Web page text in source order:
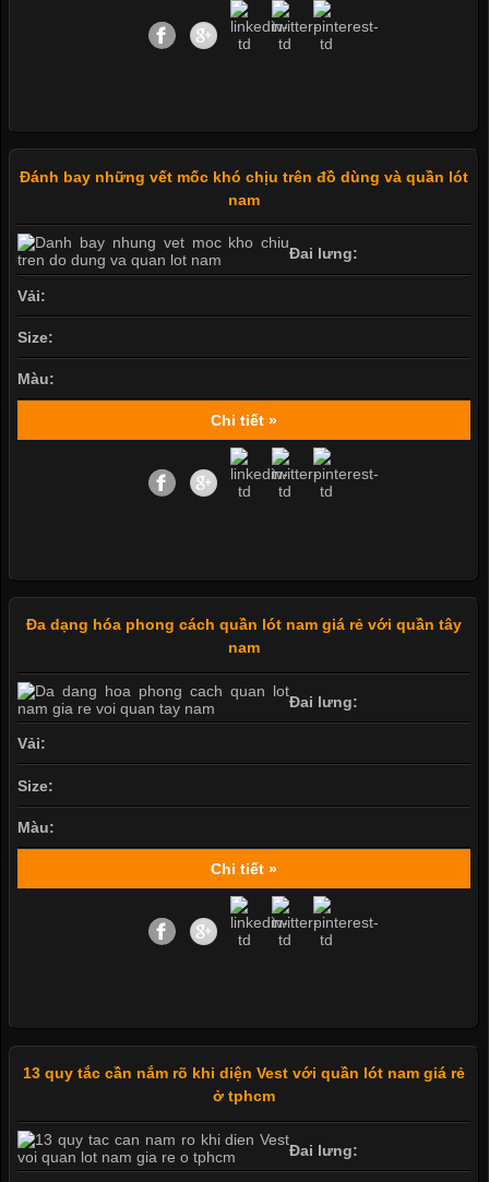
Đánh bay những vết mốc khó chịu trên đồ dùng và quần lót
nam
Đai lưng:
Vải:
Size:
Màu:
Chi tiết »
Đa dạng hóa phong cách quần lót nam giá rẻ với quần tây
nam
Đai lưng:
Vải:
Size:
Màu:
Chi tiết »
13 quy tắc cần nắm rõ khi diện Vest với quần lót nam giá rẻ
ở tphcm
Đai lưng: